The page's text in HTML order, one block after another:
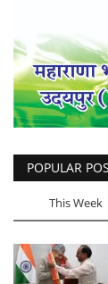
POPULAR
This Week